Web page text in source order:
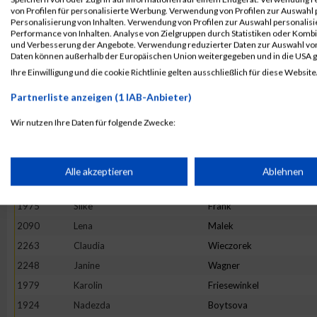
1926 Stefanie
Braun
2000
Bianka
Guthardt
2101
Hanna
Mitze
2246
Andrea
Wagner
2278
Huanhuan
Anne
1988
Judith
Graells Llordés
1975
Silke
Frank
2090
Lena
Malek
2263
Claudia
Wieczorek
2248
Janine
Wagner
1979
Karolin
Friesewinkel
1924
Nadezda Boytsova
von Profilen für personalisierte Werbung. Verwendung von Profilen zur
Personalisierung von Inhalten. Verwendung von Profilen zur Auswahl
Performance von Inhalten. Analyse von Zielgruppen durch Statistiken oder
und Verbesserung der Angebote. Verwendung reduzierter Daten zur Auswahl
Daten können außerhalb der Europäischen Union weitergegeben und in die USA
Ihre Einwilligung und die cookie Richtlinie gelten ausschließlich für diese
Partnerliste anzeigen (1 IAB-Anbieter)
Wir nutzen Ihre Daten für folgende Zwecke:
Speichern von oder Zugriff auf Informationen auf einem
Verwendung reduzierter Daten zur Auswahl von
Verwendung von Profilen zur Auswahl personalisierter
Alle akzeptieren Ablehnen